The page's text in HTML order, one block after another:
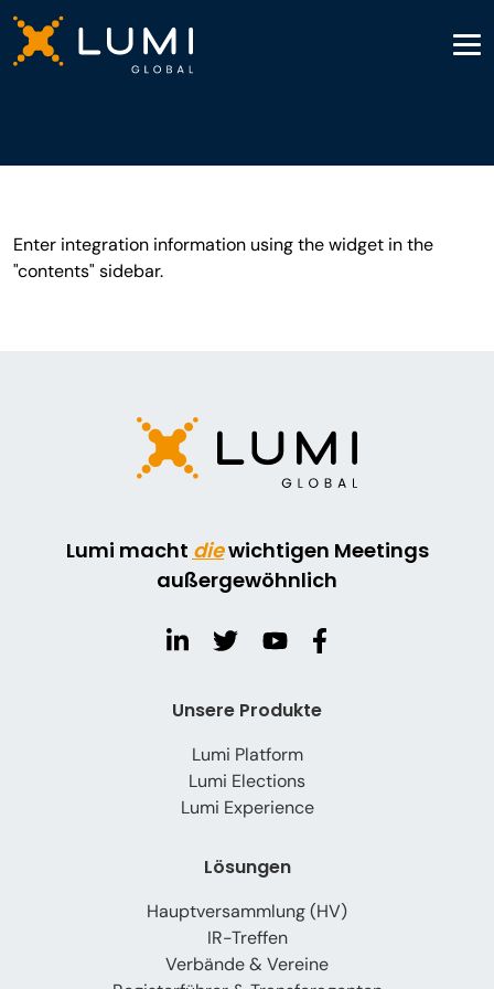
Enter integration information using the widget in the
"contents" sidebar.
Lumi macht diewichtigen Meetings
außergewöhnlich
Unsere Produkte
Lumi Platform
Lumi Elections
Lumi Experience
Lösungen
Hauptversammlung (HV)
IR-Treffen
Verbände & Vereine